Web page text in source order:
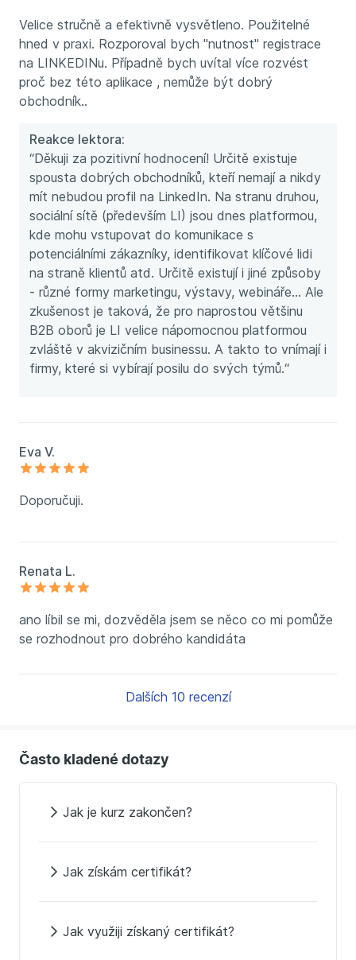
Velice stručně a efektivně vysvětleno. Použitelné
hned v praxi. Rozporoval bych "nutnost" registrace
na LINKEDINu. Případně bych uvítal více rozvést
proč bez této aplikace , nemůže být dobrý
obchodník..
Reakce lektora:
“Děkuji za pozitivní hodnocení! Určitě existuje
spousta dobrých obchodníků, kteří nemají a nikdy
mít nebudou profil na LinkedIn. Na stranu druhou,
sociální sítě (především LI) jsou dnes platformou,
kde mohu vstupovat do komunikace s
potenciálními zákazníky, identifikovat klíčové lidi
na straně klientů atd. Určitě existují i jiné způsoby
- různé formy marketingu, výstavy, webináře... Ale
zkušenost je taková, že pro naprostou většinu
B2B oborů je LI velice nápomocnou platformou
zvláště v akvizičním businessu. A takto to vnímají i
firmy, které si vybírají posilu do svých týmů.“
Eva V.
Doporučuji.
Renata L.
ano líbil se mi, dozvěděla jsem se něco co mi pomůže
se rozhodnout pro dobrého kandidáta
Dalších 10 recenzí
Často kladené dotazy
Jak je kurz zakončen?
Jak získám certifikát?
Jak využiji získaný certifikát?